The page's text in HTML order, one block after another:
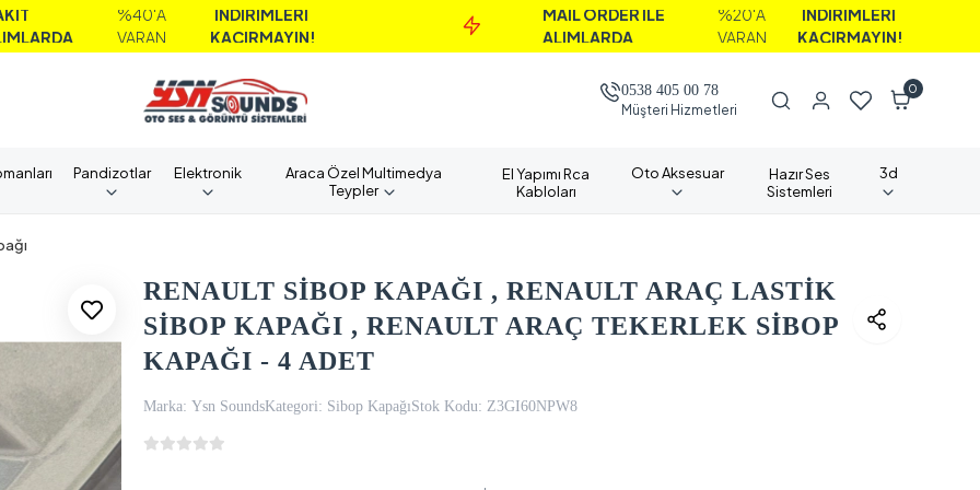
%40'A
VARAN
İNDİRİMLERİ
KAÇIRMAYIN!
MAİL ORDER İLE
ALIMLARDA
%20'A
VARAN
İNDİRİMLERİ
KAÇIRMAYIN!
0538 405 00 78
Müşteri Hizmetleri
0
Pandizotlar Elektronik
Araca Özel Multimedya
Teypler
El Yapımı Rca
Kabloları
Oto Aksesuar
Hazır Ses
Sistemleri
3d
RENAULT SİBOP KAPAĞI , RENAULT ARAÇ LASTİK
SİBOP KAPAĞI , RENAULT ARAÇ TEKERLEK SİBOP
KAPAĞI - 4 ADET
Marka: Ysn SoundsKategori: Sibop KapağıStok Kodu: Z3GI60NPW8